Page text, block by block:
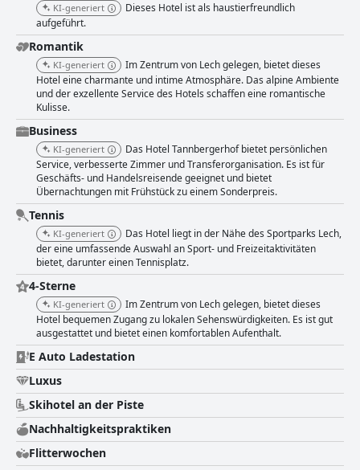
KI-generiert
Dieses Hotel ist als haustierfreundlich
aufgeführt.
Romantik
KI-generiert
Im Zentrum von Lech gelegen, bietet dieses
Hotel eine charmante und intime Atmosphäre. Das alpine Ambiente
und der exzellente Service des Hotels schaffen eine romantische
Kulisse.
Business
KI-generiert
Das Hotel Tannbergerhof bietet persönlichen
Service, verbesserte Zimmer und Transferorganisation. Es ist für
Geschäfts- und Handelsreisende geeignet und bietet
Übernachtungen mit Frühstück zu einem Sonderpreis.
Tennis
KI-generiert
Das Hotel liegt in der Nähe des Sportparks Lech,
der eine umfassende Auswahl an Sport- und Freizeitaktivitäten
bietet, darunter einen Tennisplatz.
4-Sterne
KI-generiert
Im Zentrum von Lech gelegen, bietet dieses
Hotel bequemen Zugang zu lokalen Sehenswürdigkeiten. Es ist gut
ausgestattet und bietet einen komfortablen Aufenthalt.
E Auto Ladestation
Luxus
Skihotel an der Piste
Nachhaltigkeitspraktiken
Flitterwochen